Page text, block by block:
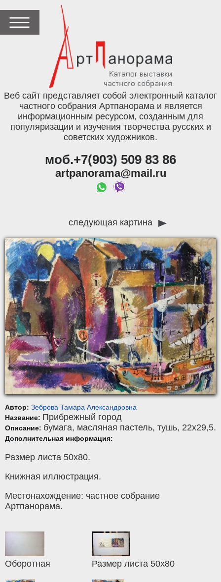
Веб сайт представляет собой электронный каталог
частного собрания Артпанорама и является
информационным ресурсом, созданным для
популяризации и изучения творчества русских и
советских художников.
моб.+7(903) 509 83 86
artpanorama@mail.ru
следующая картина
Автор: Зеброва Тамара Александровна
Название: Прибрежный город
Описание: бумага, масляная пастель, тушь, 22x29,5.
Дополнительная информация:
Размер листа 50х80.
Книжная иллюстрация.
Местонахождение: частное собрание
Артпанорама.
Оборотная Размер листа 50х80